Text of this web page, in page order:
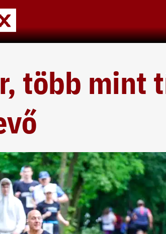
több mint